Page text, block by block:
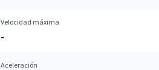
Velocidad máxima
-
Aceleración